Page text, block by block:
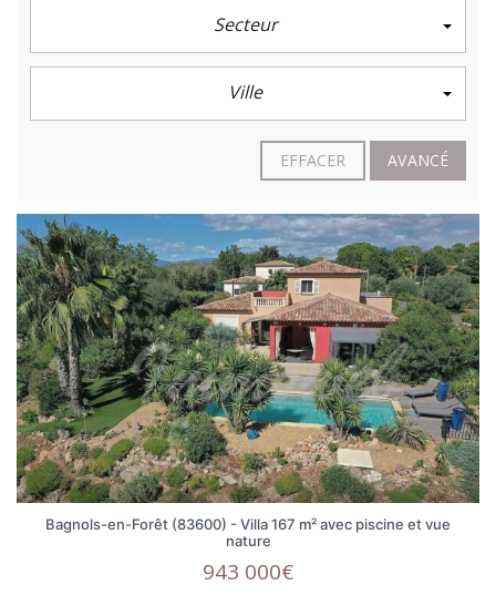
Secteur
Ville
EFFACER AVANCÉ
Bagnols-en-Forêt (83600) - Villa 167 m² avec piscine et vue
nature
943 000€